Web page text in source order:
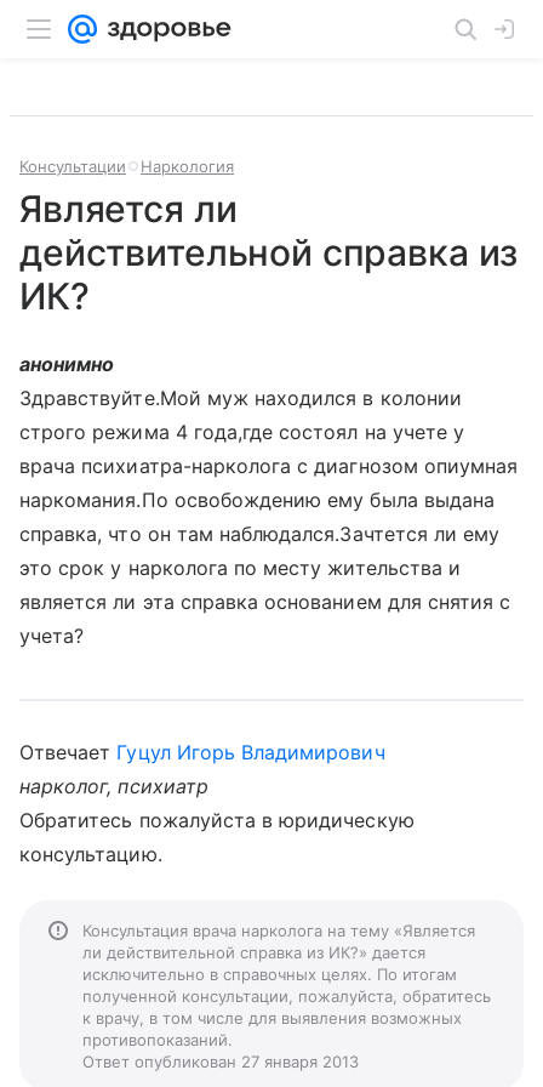
Консультации Наркология
Является ли
действительной справка из
ИК?
анонимно
Здравствуйте.Мой муж находился в колонии
строго режима 4 года,где состоял на учете у
врача психиатра-нарколога с диагнозом опиумная
наркомания.По освобождению ему была выдана
справка, что он там наблюдался.Зачтется ли ему
это срок у нарколога по месту жительства и
является ли эта справка основанием для снятия с
учета?
Отвечает Гуцул Игорь Владимирович
нарколог, психиатр
Обратитесь пожалуйста в юридическую
консультацию.
Консультация врача нарколога на тему «Является
ли действительной справка из ИК?» дается
исключительно в справочных целях. По итогам
полученной консультации, пожалуйста, обратитесь
к врачу, в том числе для выявления возможных
противопоказаний.
Ответ опубликован 27 января 2013